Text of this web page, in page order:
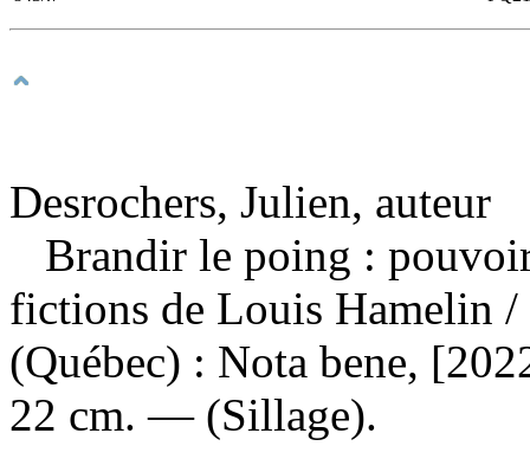
Desrochers, Julien, auteur
Brandir le poing :
fictions de Louis Hamelin /
(Québec) : Nota bene,
22 cm. — (Sillage).